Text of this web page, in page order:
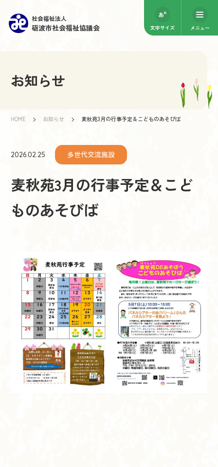
社会福祉法人
砺波市社会福祉協議会 文字サイズ メニュー
お知らせ
HOME お知らせ 麦秋苑3月の行事予定＆こどものあそびば
2026.02.25 多世代交流施設
麦秋苑3月の行事予定＆こど
ものあそびば